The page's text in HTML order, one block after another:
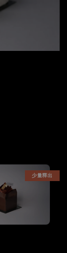
少量釋出